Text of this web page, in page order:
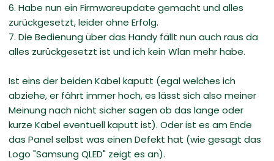
6. Habe nun ein Firmwareupdate gemacht und alles
zurückgesetzt, leider ohne Erfolg.
7. Die Bedienung über das Handy fällt nun auch raus da
alles zurückgesetzt ist und ich kein Wlan mehr habe.
Ist eins der beiden Kabel kaputt (egal welches ich
abziehe, er fährt immer hoch, es lässt sich also meiner
Meinung nach nicht sicher sagen ob das lange oder
kurze Kabel eventuell kaputt ist). Oder ist es am Ende
das Panel selbst was einen Defekt hat (wie gesagt das
Logo "Samsung QLED" zeigt es an).